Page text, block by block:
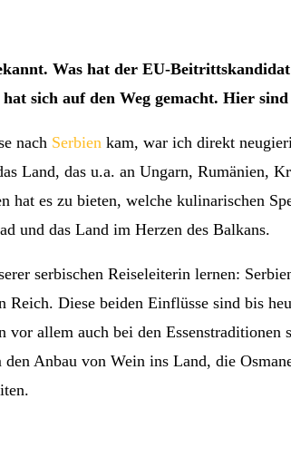
Was hat der EU-
sich auf den Weg gemacht. Hier
nach Serbien kam, war ich direkt
Land, das u.a. an Ungarn, Rumänien,
hat es zu bieten, welche kulinarischen
und das Land im Herzen des Balkans.
serbischen Reiseleiterin lernen:
Reich. Diese beiden Einflüsse sind bis
vor allem auch bei den Essenstraditionen
den Anbau von Wein ins Land, die